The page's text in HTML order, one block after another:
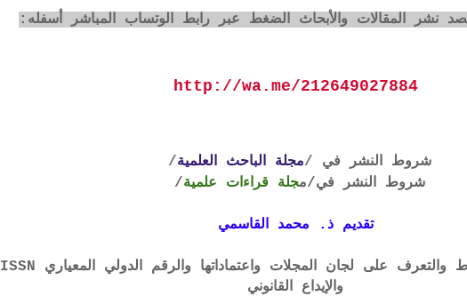
نشر المقالات والأبحاث الضغط عبر رابط الوتساب المباشر أسفله:
http://wa.me/212649027884
شروط النشر في /مجلة الباحث العلمية/
شروط النشر في/مجلة قراءات علمية/
تقديم ذ. محمد القاسمي
لتحميل لائحة الشروط والتعرف على لجان المجلات واعتماداتها والرقم الدولي المعياري ISSN
والإيداع القانوني